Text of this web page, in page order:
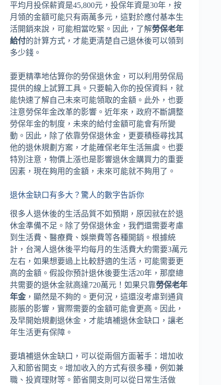
平均月投保薪資是45,800元，投保年資是30年，按
月領的金額可能只有兩萬多元，這對於應付基本生
活開銷來說，可能相當吃緊。因此，了解勞保老年
給付的計算方式，才能更清楚自己退休後可以領到
多少錢。
要更精準地估算你的勞保退休金，可以利用勞保局
提供的線上試算工具。只要輸入你的投保資料，就
能快速了解自己未來可能領取的金額。此外，也要
注意勞保年金改革的影響。近年來，政府不斷調整
勞保年金的制度，未來的給付金額可能會有所變
動。因此，除了依靠勞保退休金，更要積極尋找其
他的退休規劃方案，才能確保老年生活無虞。也要
特別注意，物價上漲也是影響退休金購買力的重要
因素，現在夠用的金額，未來可能就不夠用了。
退休金缺口有多大？驚人的數字告訴你
很多人退休後的生活品質不如預期，原因就在於退
休金準備不足。除了勞保退休金，我們還需要考慮
到生活費、醫療費、娛樂費等各種開銷。根據統
計，台灣人退休後平均每月的生活費大約需要3萬元
左右，如果想要過上比較舒適的生活，可能需要更
高的金額。假設你預計退休後要生活20年，那麼總
共需要的退休金就高達720萬元！如果只靠勞保老年
年金 ，顯然是不夠的。更何況，這還沒考慮到通貨
膨脹的影響，實際需要的金額可能會更高。因此，
及早開始規劃退休金，才能填補退休金缺口，讓老
年生活更有保障。
要填補退休金缺口，可以從兩個方面著手：增加收
入和節省開支。增加收入的方式有很多種，例如兼
職、投資理財等。節省開支則可以從日常生活做